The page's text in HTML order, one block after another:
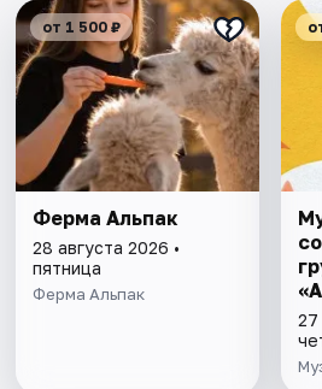
от 1 500 ₽
Ферма Альпак
28 августа 2026 •
пятница
Ферма Альпак
27